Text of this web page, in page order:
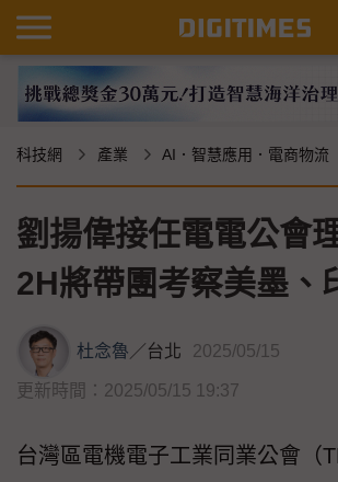
科技網 產業 AI．智慧應用．電商物流
劉揚偉接任電電公會
2H將帶團考察美墨、
杜念魯／台北 2025/05/15
更新時間：2025/05/15 19:37
台灣區電機電子工業同業公會（